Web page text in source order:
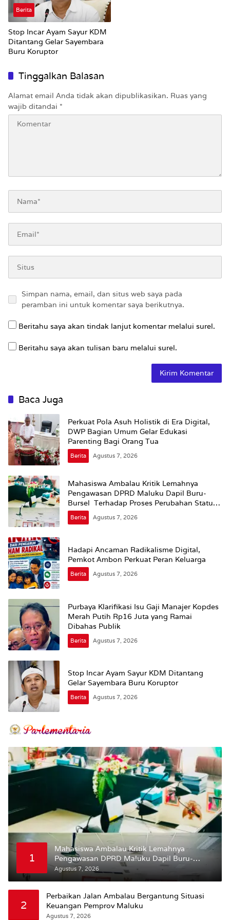
Berita
Stop Incar Ayam Sayur KDM
Ditantang Gelar Sayembara
Buru Koruptor
Tinggalkan Balasan
Alamat email Anda tidak akan dipublikasikan. Ruas yang
wajib ditandai *
Simpan nama, email, dan situs web saya pada
peramban ini untuk komentar saya berikutnya.
Beritahu saya akan tindak lanjut komentar melalui surel.
Beritahu saya akan tulisan baru melalui surel.
Baca Juga
Perkuat Pola Asuh Holistik di Era Digital,
DWP Bagian Umum Gelar Edukasi
Parenting Bagi Orang Tua
Berita Agustus 7, 2026
Mahasiswa Ambalau Kritik Lemahnya
Pengawasan DPRD Maluku Dapil Buru-
Bursel Terhadap Proses Perubahan Status
Jalan
Berita Agustus 7, 2026
Hadapi Ancaman Radikalisme Digital,
Pemkot Ambon Perkuat Peran Keluarga
Berita Agustus 7, 2026
Purbaya Klarifikasi Isu Gaji Manajer Kopdes
Merah Putih Rp16 Juta yang Ramai
Dibahas Publik
Berita Agustus 7, 2026
Stop Incar Ayam Sayur KDM Ditantang
Gelar Sayembara Buru Koruptor
Berita Agustus 7, 2026
1
Mahasiswa Ambalau Kritik Lemahnya
Pengawasan DPRD Maluku Dapil Buru-
Bursel Terhadap Proses Perubahan Status
Agustus 7, 2026
2
Perbaikan Jalan Ambalau Bergantung Situasi
Keuangan Pemprov Maluku
Agustus 7, 2026